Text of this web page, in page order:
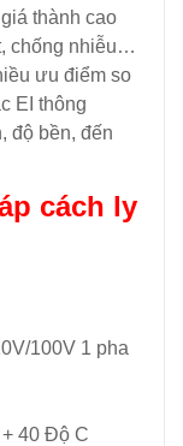
thành cao
chống nhiễu…
ưu điểm so
EI thông
độ bền, đến
cách ly
100V 1 pha
40 Độ C